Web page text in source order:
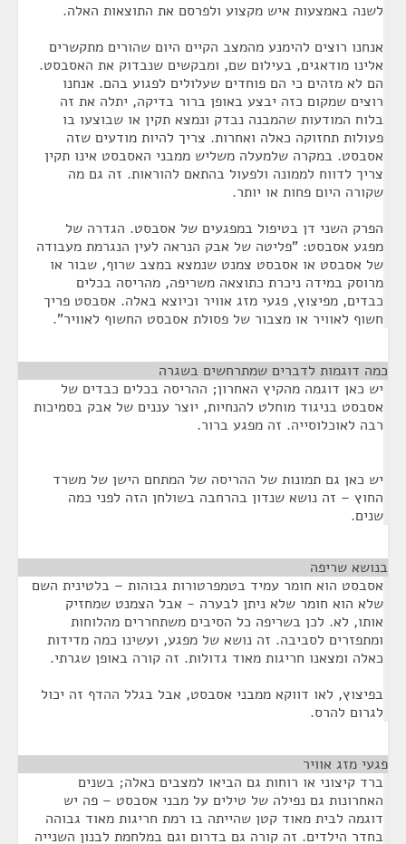
לשנה באמצעות איש מקצוע ולפרסם את התוצאות האלה.
אנחנו רוצים להימנע מהמצב הקיים היום שהורים מתקשרים
אלינו מודאגים, בעילום שם, ומבקשים שנבדוק את האסבסט.
הם לא מזהים כי הם פוחדים שעלולים לפגוע בהם. אנחנו
רוצים שמקום כזה יבצע באופן ברור בדיקה, יתלה את זה
בלוח המודעות שהמבנה נבדק ונמצא תקין או שבוצעו בו
פעולות תחזוקה כאלה ואחרות. צריך להיות מודעים שזה
אסבסט. במקרה שלמעלה משליש ממבני האסבסט אינו תקין
צריך לדווח לממונה ולפעול בהתאם להוראות. זה גם מה
שקורה היום פחות או יותר.
הפרק השני דן בטיפול במפגעים של אסבסט. הגדרה של
מפגע אסבסט: "פליטה של אבק הנראה לעין הנגרמת מעבודה
של אסבסט או אסבסט צמנט שנמצא במצב שרוף, שבור או
מרוסק במידה ניכרת כתוצאה משריפה, מהריסה בכלים
כבדים, מפיצוץ, פגעי מזג אוויר וכיוצא באלה. אסבסט פריך
חשוף לאוויר או מצבור של פסולת אסבסט החשוף לאוויר".
כמה דוגמות לדברים שמתרחשים בשגרה
יש כאן דוגמה מהקיץ האחרון; ההריסה בכלים כבדים של
אסבסט בניגוד מוחלט להנחיות, יוצר עננים של אבק בסמיכות
רבה לאוכלוסייה. זה מפגע ברור.
יש כאן גם תמונות של ההריסה של המתחם הישן של משרד
החוץ – זה נושא שנדון בהרחבה בשולחן הזה לפני כמה
שנים.
בנושא שריפה
אסבסט הוא חומר עמיד בטמפרטורות גבוהות – בלטינית השם
שלא הוא חומר שלא ניתן לבערה - אבל הצמנט שמחזיק
אותו, לא. לכן בשריפה כל הסיבים משתחררים מהלוחות
ומתפזרים לסביבה. זה נושא של מפגע, ועשינו כמה מדידות
כאלה ומצאנו חריגות מאוד גדולות. זה קורה באופן שגרתי.
בפיצוץ, לאו דווקא ממבני אסבסט, אבל בגלל ההדף זה יכול
לגרום להרס.
פגעי מזג אוויר
ברד קיצוני או רוחות גם הביאו למצבים כאלה; בשנים
האחרונות גם נפילה של טילים על מבני אסבסט – פה יש
דוגמה לבית מאוד קטן שהייתה בו רמת חריגות מאוד גבוהה
בחדר הילדים. זה קורה גם בדרום וגם במלחמת לבנון השנייה